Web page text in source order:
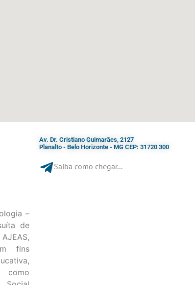
–
de
fins
como
Av. Dr. Cristiano Guimarães, 2127
Planalto - Belo Horizonte - MG CEP: 31720 300
Saiba como chegar...